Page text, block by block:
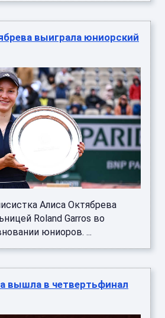
выиграла юниорский
Алиса Октябрева
Roland Garros во
юниоров. ...
вышла в четвертьфинал